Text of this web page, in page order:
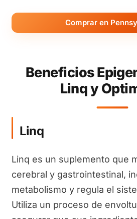
Comprar en
Beneficios
Linq y
Linq
Linq es un suplemento que
cerebral y gastrointestinal,
metabolismo y regula el
Utiliza un proceso de